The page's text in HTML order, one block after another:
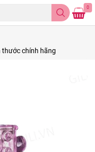
0
thước chính hãng